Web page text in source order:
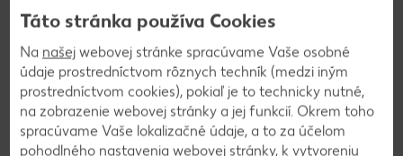
Prikryjeme utierkou a na teplom mieste necháme
nakysnúť, kým nezdvojnásobí objem.
2
Pripravíme si plnku. V miske zmiešame pol
Táto stránka používa Cookies
Na našej webovej stránke spracúvame Vaše osobné
údaje prostredníctvom rôznych techník (medzi iným
prostredníctvom cookies), pokiaľ je to technicky nutné,
na zobrazenie webovej stránky a jej funkcií. Okrem toho
spracúvame Vaše lokalizačné údaje, a to za účelom
pohodlného nastavenia webovej stránky, k vytvoreniu